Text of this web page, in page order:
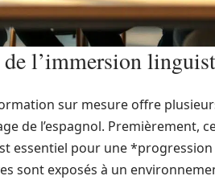
de l’immersion
sur mesure offre
de l’espagnol. Premièrement,
essentiel pour une
sont exposés à un